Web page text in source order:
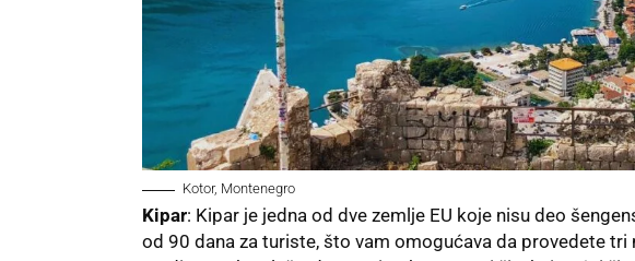
Kotor, Montenegro
Kipar: Kipar je jedna od dve zemlje EU koje nisu deo
od 90 dana za turiste, što vam omogućava da provedete